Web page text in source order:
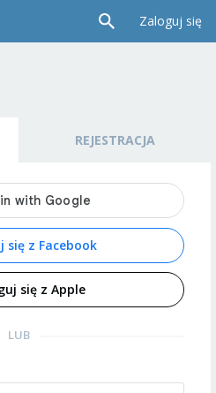
Zaloguj się
REJESTRACJA
się z Facebook
się z Apple
LUB